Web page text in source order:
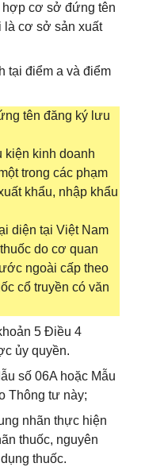
cơ sở đứng tên
là cơ sở sản xuất
tại điểm a và điểm
tên đăng ký lưu
kiện kinh doanh
trong các phạm
khẩu, nhập khẩu
diện tại Việt Nam
do cơ quan
ngoài cấp theo
cổ truyền có văn
5 Điều 4
ủy quyền.
số 06A hoặc Mẫu
Thông tư này;
nhãn thực hiện
thuốc, nguyên
thuốc.